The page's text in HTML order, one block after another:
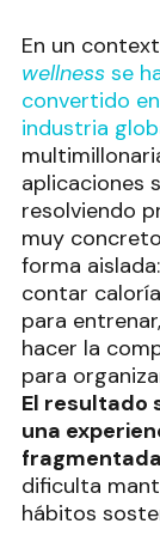
En un
wellnessse
convertido
industria
aplicaciones
resolviendo
muy
forma
contar
para
hacer la
para
El resultado
una
fragmentada
dificulta
hábitos